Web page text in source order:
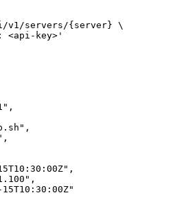
v1/servers/{server} \
<api-key>'
,
,
,
,
,